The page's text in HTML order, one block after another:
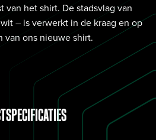
van het shirt. De stadsvlag van
– is verwerkt in de kraag en op
van ons nieuwe shirt.